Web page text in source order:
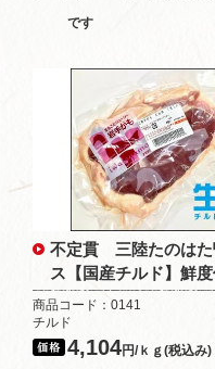
です
不定貫 三陸たのはた
ス【国産チルド】鮮
商品コード：0141
チルド
4,104円/ｋｇ(税込み)